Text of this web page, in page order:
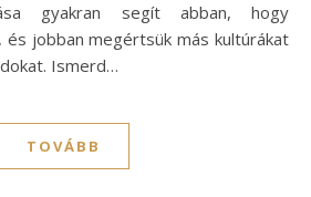
gyakran segít abban, hogy
és jobban megértsük más kultúrákat
Ismerd…
TOVÁBB